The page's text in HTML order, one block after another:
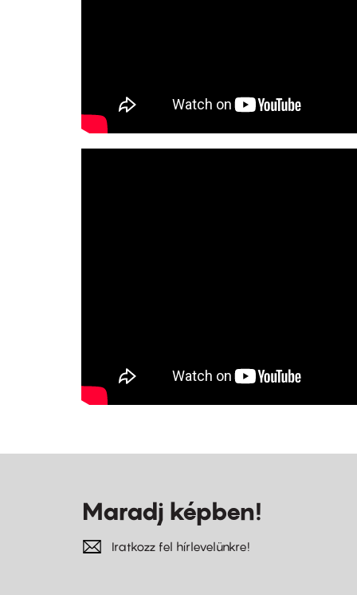
Maradj képben!
Iratkozz fel hírlevelünkre!